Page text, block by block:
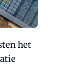
het